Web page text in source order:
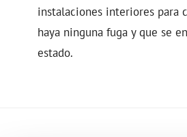
instalaciones interiores para
haya ninguna fuga y que se
estado.